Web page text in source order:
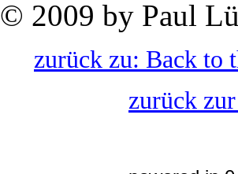
© 2009 by Paul
zurück zu: Back to
zurück